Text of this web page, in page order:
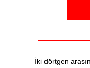
İki dörtgen